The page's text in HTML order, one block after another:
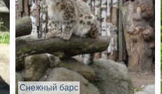
Снежный барс